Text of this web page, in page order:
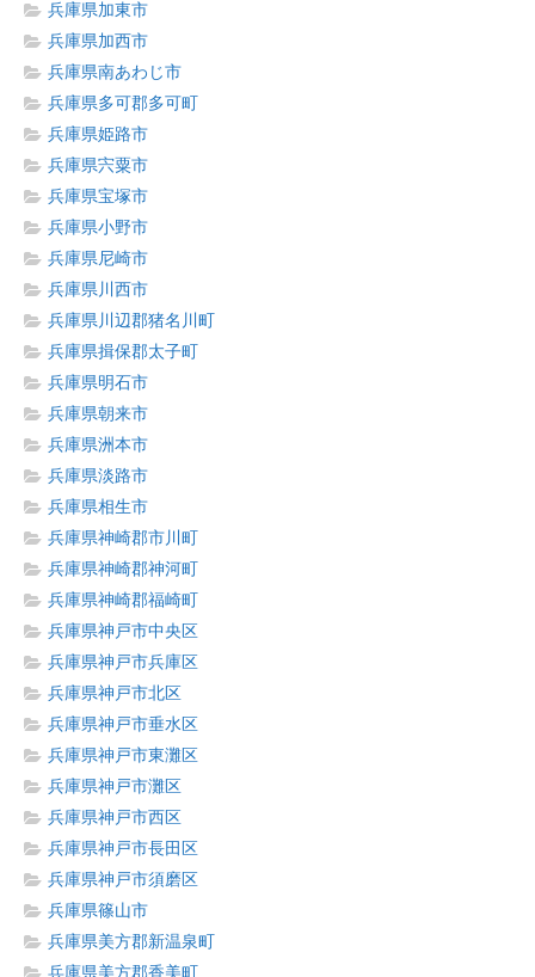
兵庫県加東市
兵庫県加西市
兵庫県南あわじ市
兵庫県多可郡多可町
兵庫県姫路市
兵庫県宍粟市
兵庫県宝塚市
兵庫県小野市
兵庫県尼崎市
兵庫県川西市
兵庫県川辺郡猪名川町
兵庫県揖保郡太子町
兵庫県明石市
兵庫県朝来市
兵庫県洲本市
兵庫県淡路市
兵庫県相生市
兵庫県神崎郡市川町
兵庫県神崎郡神河町
兵庫県神崎郡福崎町
兵庫県神戸市中央区
兵庫県神戸市兵庫区
兵庫県神戸市北区
兵庫県神戸市垂水区
兵庫県神戸市東灘区
兵庫県神戸市灘区
兵庫県神戸市西区
兵庫県神戸市長田区
兵庫県神戸市須磨区
兵庫県篠山市
兵庫県美方郡新温泉町
兵庫県美方郡香美町